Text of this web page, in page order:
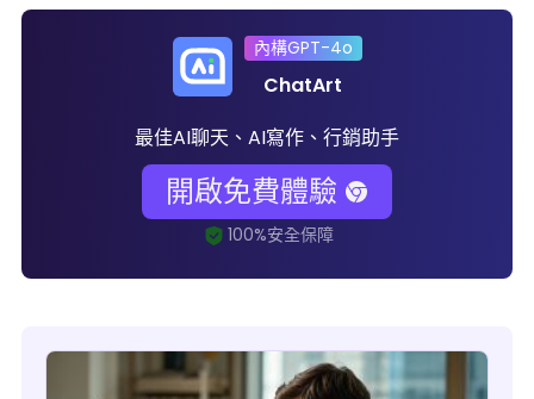
內構GPT-4o
ChatArt
最佳AI聊天、AI寫作、行銷助手
開啟免費體驗